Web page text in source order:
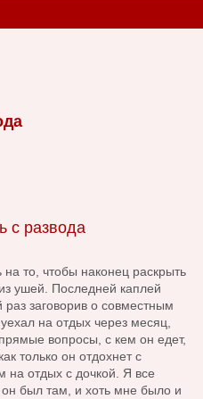
с развода
то, чтобы наконец раскрыть
ушей. Последней каплей
заговорив о совместным
на отдых через месяц,
вопросы, с кем он едет,
только он отдохнет с
отдых с дочкой. Я все
был там, и хоть мне было и